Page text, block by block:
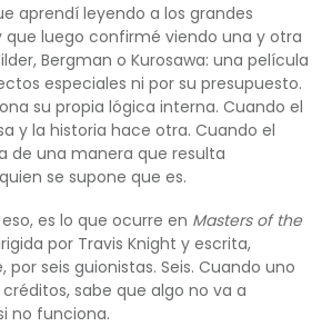
aprendí leyendo a los grandes
que luego confirmé viendo una y otra
Bergman o Kurosawa: una película
especiales ni por su presupuesto.
su propia lógica interna. Cuando el
y la historia hace otra. Cuando el
de una manera que resulta
se supone que es.
es lo que ocurre en Masters of the
por Travis Knight y escrita,
seis guionistas. Seis. Cuando uno
sabe que algo no va a
no funciona.